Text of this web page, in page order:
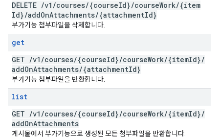
DELETE /v1 /courses/{courseId}/courseWork/{item
Id}/addOnAttachments/{attachmentId}
부가기능 첨부파일을 삭제합니다.
get
GET /v1 /courses/{courseId}/courseWork/{itemId}/
addOnAttachments/{attachmentId}
부가기능 첨부파일을 반환합니다.
list
GET /v1 /courses/{courseId}/courseWork/{itemId}/
addOnAttachments
게시물에서 부가기능으로 생성된 모든 첨부파일을 반환합니다.